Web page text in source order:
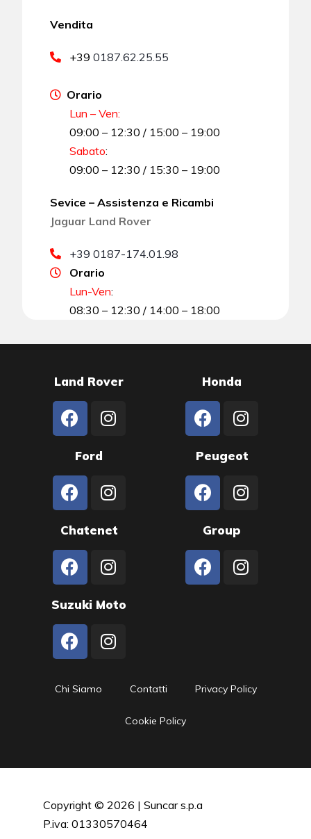
Vendita
+390187.62.25.55
Orario
Lun – Ven:
09:00 – 12:30 / 15:00 – 19:00
Sabato:
09:00 – 12:30 / 15:30 – 19:00
Sevice – Assistenza e Ricambi
Jaguar Land Rover
+39 0187-174.01.98
Orario
Lun-Ven:
08:30 – 12:30 / 14:00 – 18:00
Land Rover Honda
Ford Peugeot
Chatenet Group
Suzuki Moto
Chi Siamo Contatti Privacy Policy
Cookie Policy
Copyright © 2026 | Suncar s.p.a
P.iva: 01330570464